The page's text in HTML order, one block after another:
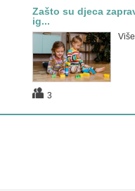
Zašto su djeca
ig...
3